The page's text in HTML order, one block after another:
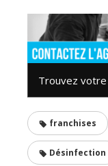
Trouvez votre
franchises
Désinfection